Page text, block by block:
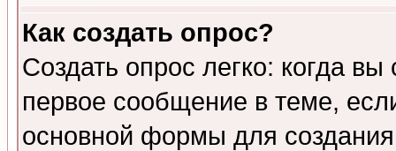
Как создать опрос?
Создать опрос легко: когда
первое сообщение в теме,
основной формы для